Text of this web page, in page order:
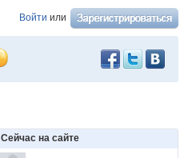
Войти или
Сейчас на сайте